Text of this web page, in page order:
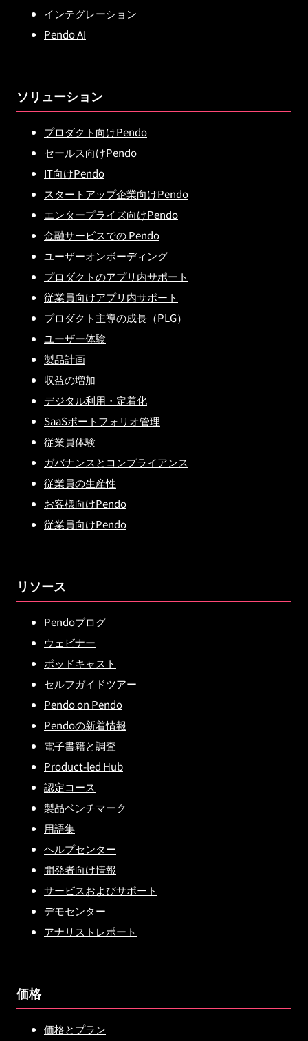
インテグレーション
Pendo AI
ソリューション
プロダクト向けPendo
セールス向けPendo
IT向けPendo
スタートアップ企業向けPendo
エンタープライズ向けPendo
金融サービスでの Pendo
ユーザーオンボーディング
プロダクトのアプリ内サポート
従業員向けアプリ内サポート
プロダクト主導の成長（PLG）
ユーザー体験
製品計画
収益の増加
デジタル利用・定着化
SaaSポートフォリオ管理
従業員体験
ガバナンスとコンプライアンス
従業員の生産性
お客様向けPendo
従業員向けPendo
リソース
Pendoブログ
ウェビナー
ポッドキャスト
セルフガイドツアー
Pendo on Pendo
Pendoの新着情報
電子書籍と調査
Product-led Hub
認定コース
製品ベンチマーク
用語集
ヘルプセンター
開発者向け情報
サービスおよびサポート
デモセンター
アナリストレポート
価格
価格とプラン